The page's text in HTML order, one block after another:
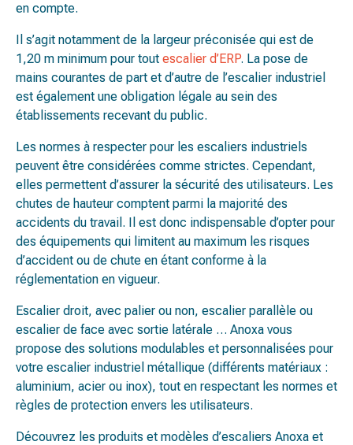
en compte.
Il s’agit notamment de la largeur préconisée qui est de
1,20 m minimum pour tout escalier d’ERP. La pose de
mains courantes de part et d’autre de l’escalier industriel
est également une obligation légale au sein des
établissements recevant du public.
Les normes à respecter pour les escaliers industriels
peuvent être considérées comme strictes. Cependant,
elles permettent d’assurer la sécurité des utilisateurs. Les
chutes de hauteur comptent parmi la majorité des
accidents du travail. Il est donc indispensable d’opter pour
des équipements qui limitent au maximum les risques
d’accident ou de chute en étant conforme à la
réglementation en vigueur.
Escalier droit, avec palier ou non, escalier parallèle ou
escalier de face avec sortie latérale … Anoxa vous
propose des solutions modulables et personnalisées pour
votre escalier industriel métallique (différents matériaux :
aluminium, acier ou inox), tout en respectant les normes et
règles de protection envers les utilisateurs.
Découvrez les produits et modèles d’escaliers Anoxa et